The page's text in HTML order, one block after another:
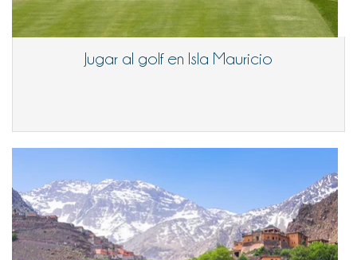
Jugar al golf en Isla Mauricio